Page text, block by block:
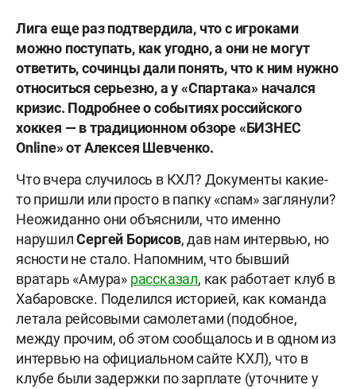
Лига еще раз подтвердила, что с игроками
можно поступать, как угодно, а они не могут
ответить, сочинцы дали понять, что к ним нужно
относиться серьезно, а у «Спартака» начался
кризис. Подробнее о событиях российского
хоккея — в традиционном обзоре «БИЗНЕС
Online» от Алексея Шевченко.
Что вчера случилось в КХЛ? Документы какие-
то пришли или просто в папку «спам» заглянули?
Неожиданно они объяснили, что именно
нарушилСергей Борисов, дав нам интервью, но
ясности не стало. Напомним, что бывший
вратарь «Амура» рассказал, как работает клуб в
Хабаровске. Поделился историей, как команда
летала рейсовыми самолетами (подобное,
между прочим, об этом сообщалось и в одном из
интервью на официальном сайте КХЛ), что в
клубе были задержки по зарплате (уточните у